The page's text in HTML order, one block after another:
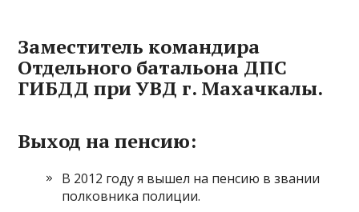
Заместитель командира
Отдельного батальона ДПС
ГИБДД при УВД г. Махачкалы.
Выход на пенсию:
В 2012 году я вышел на пенсию в звании
полковника полиции.